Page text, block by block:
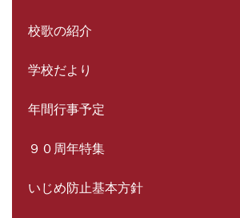
校歌の紹介
学校だより
年間行事予定
９０周年特集
いじめ防止基本方針